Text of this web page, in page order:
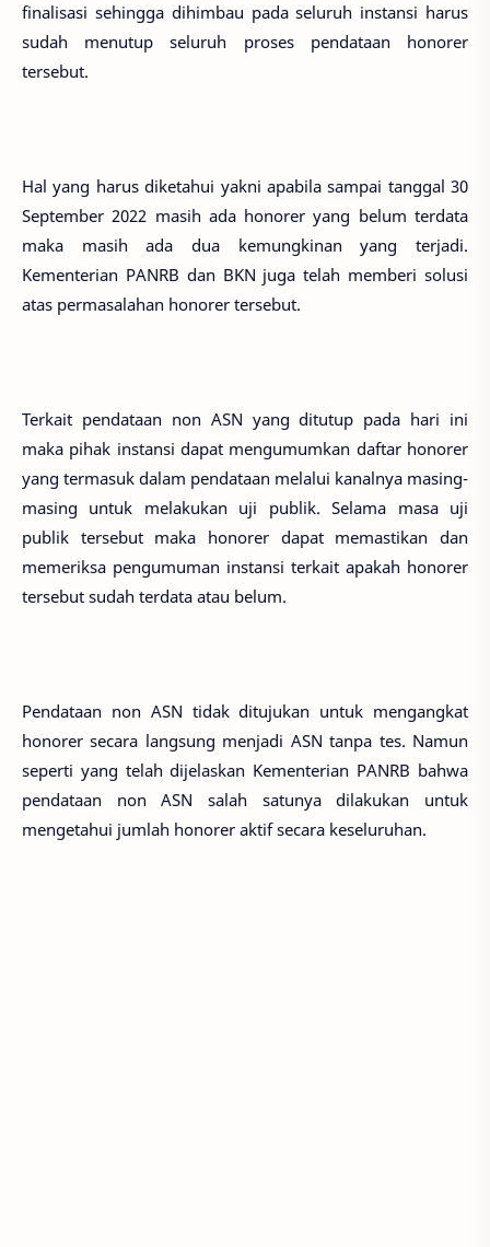
finalisasi sehingga dihimbau pada seluruh instansi harus
sudah menutup seluruh proses pendataan honorer
tersebut.
Hal yang harus diketahui yakni apabila sampai tanggal 30
September 2022 masih ada honorer yang belum terdata
maka masih ada dua kemungkinan yang terjadi.
Kementerian PANRB dan BKN juga telah memberi solusi
atas permasalahan honorer tersebut.
Terkait pendataan non ASN yang ditutup pada hari ini
maka pihak instansi dapat mengumumkan daftar honorer
yang termasuk dalam pendataan melalui kanalnya masing-
masing untuk melakukan uji publik. Selama masa uji
publik tersebut maka honorer dapat memastikan dan
memeriksa pengumuman instansi terkait apakah honorer
tersebut sudah terdata atau belum.
Pendataan non ASN tidak ditujukan untuk mengangkat
honorer secara langsung menjadi ASN tanpa tes. Namun
seperti yang telah dijelaskan Kementerian PANRB bahwa
pendataan non ASN salah satunya dilakukan untuk
mengetahui jumlah honorer aktif secara keseluruhan.